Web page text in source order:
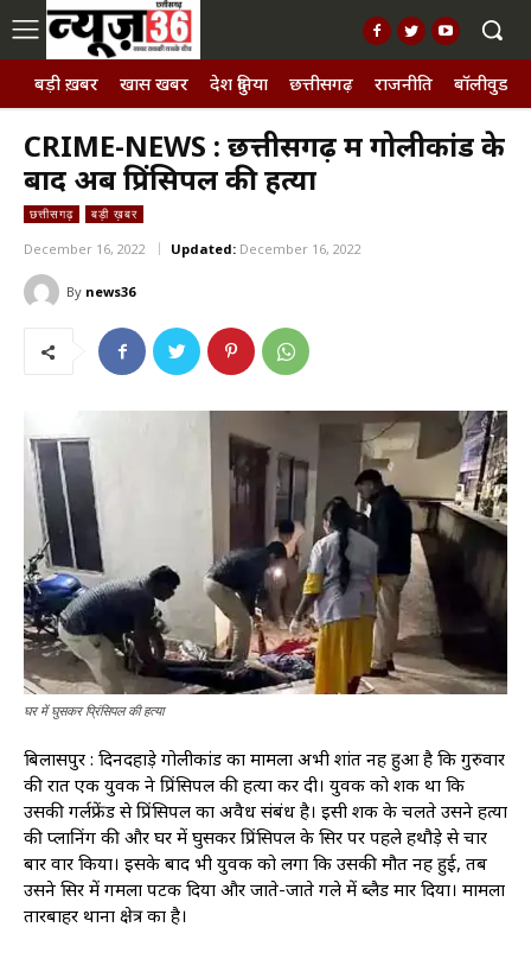
बड़ी ख़बर खास खबर देश दुनिया छत्तीसगढ़ राजनीति बॉलीवुड,
CRIME-NEWS : छत्तीसगढ़ में गोलीकांड के
बाद अब प्रिंसिपल की हत्या
छत्तीसगढ़ बड़ी ख़बर
December 16, 2022 Updated: December 16, 2022
By news36
घर में घुसकर प्रिंसिपल की हत्या
बिलासपुर : दिनदहाड़े गोलीकांड का मामला अभी शांत नहीं हुआ है कि गुरुवार
की रात एक युवक ने प्रिंसिपल की हत्या कर दी। युवक को शक था कि
उसकी गर्लफ्रेंड से प्रिंसिपल का अवैध संबंध है। इसी शक के चलते उसने हत्या
की प्लानिंग की और घर में घुसकर प्रिंसिपल के सिर पर पहले हथौड़े से चार
बार वार किया। इसके बाद भी युवक को लगा कि उसकी मौत नहीं हुई, तब
उसने सिर में गमला पटक दिया और जाते-जाते गले में ब्लैड मार दिया। मामला
तारबाहर थाना क्षेत्र का है।